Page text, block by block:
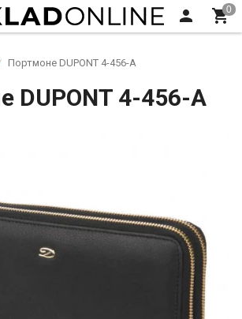
Портмоне DUPONT 4-456-A
DUPONT 4-456-A